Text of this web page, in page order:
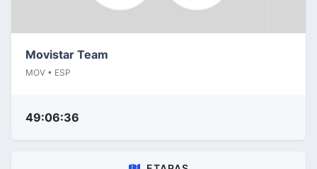
Movistar Team
MOV • ESP
49:06:36